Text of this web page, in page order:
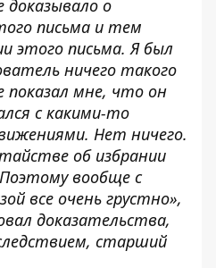
доказывало о
письма и тем
этого письма. Я был
ничего такого
показал мне, что он
с какими-то
Нет ничего.
об избрании
вообще с
все очень грустно»,
доказательства,
старший